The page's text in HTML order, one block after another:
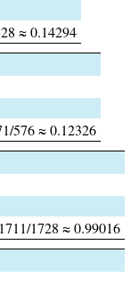
≈ 0.14294
576 ≈ 0.12326
1728 ≈ 0.99016